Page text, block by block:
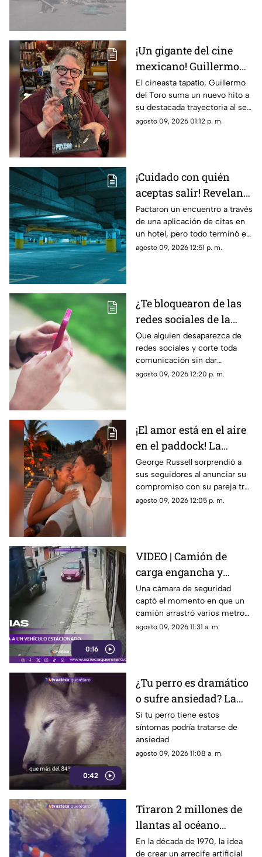
¡Un gigante del cine
mexicano! Guillermo
del Toro recibe el
Doctorado Honoris
Causa en Bellas Artes
El cineasta tapatío, Guillermo
del Toro suma un nuevo hito a
su destacada trayectoria al ser
reconocido en Los Ángeles por
agosto 09, 2026 01:12 p. m.
¡Cuidado con quién
aceptas salir! Revelan
nuevo modus operandi
de rob0 tras conocerse
de una aplicación de
citas
Pactaron un encuentro a través
de una aplicación de citas en
un hotel, pero todo terminó en
un rob0 agravado
agosto 09, 2026 12:51 p. m.
¿Te bloquearon de las
redes sociales de la
nada? La razón
psicológica por la que
algunas personas
eligen el contacto cero
Que alguien desaparezca de
redes sociales y corte toda
comunicación sin dar
explicaciones genera ansiedad
agosto 09, 2026 12:20 p. m.
¡El amor está en el aire
en el paddock! La
romántica propuesta
de matrimonio de
George Russell a
Carmen Montero
George Russell sorprendió a
sus seguidores al anunciar su
compromiso con su pareja tras
más de cinco años juntos
agosto 09, 2026 12:05 p. m.
0:16
VIDEO | Camión de
carga engancha y
destruye vehículo
estacionado
Una cámara de seguridad
captó el momento en que un
camión arrastró varios metros
a un vehículo estacionado
agosto 09, 2026 11:31 a. m.
0:42
¿Tu perro es dramático
o sufre ansiedad? La
señal que la mayoría de
los dueños pasa por
alto
Si tu perro tiene estos
síntomas podría tratarse de
ansiedad
agosto 09, 2026 11:08 a. m.
Tiraron 2 millones de
llantas al océano
pensando que
En la década de 1970, la idea
de crear un arrecife artificial